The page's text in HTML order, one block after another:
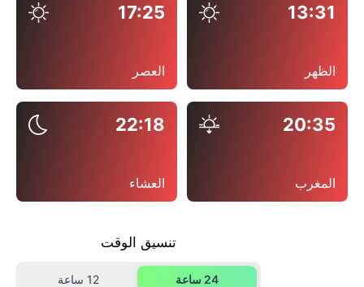
13:31
الظهر
17:25
العصر
20:35
المغرب
22:18
العشاء
تنسيق الوقت
24 ساعة 12 ساعة